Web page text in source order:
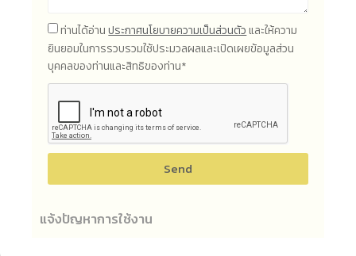
ท่านได้อ่านประกาศนโยบายความเป็นส่วนตัวและให้ความ
ยินยอมในการรวบรวมใช้ประมวลผลและเปิดเผยข้อมูลส่วน
บุคคลของท่านและสิทธิของท่าน*
Send
แจ้งปัญหาการใช้งาน